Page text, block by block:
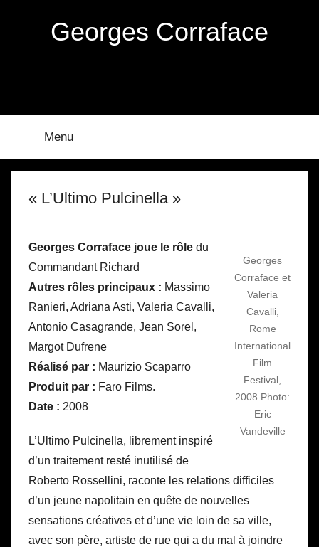
Georges Corraface
Menu
« L’Ultimo Pulcinella »
Georges
Corraface et
Valeria
Cavalli,
Rome
International
Film
Festival,
2008 Photo:
Eric
Vandeville
Georges Corraface joue le rôle du
Commandant Richard
Autres rôles principaux : Massimo
Ranieri, Adriana Asti, Valeria Cavalli,
Antonio Casagrande, Jean Sorel,
Margot Dufrene
Réalisé par : Maurizio Scaparro
Produit par : Faro Films.
Date : 2008
L’Ultimo Pulcinella, librement inspiré
d’un traitement resté inutilisé de
Roberto Rossellini, raconte les relations difficiles
d’un jeune napolitain en quête de nouvelles
sensations créatives et d’une vie loin de sa ville,
avec son père, artiste de rue qui a du mal à joindre